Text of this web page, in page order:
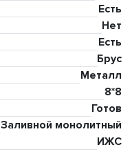
Есть
Нет
Есть
Брус
Металл
8*8
Готов
Заливной монолитный
ИЖС